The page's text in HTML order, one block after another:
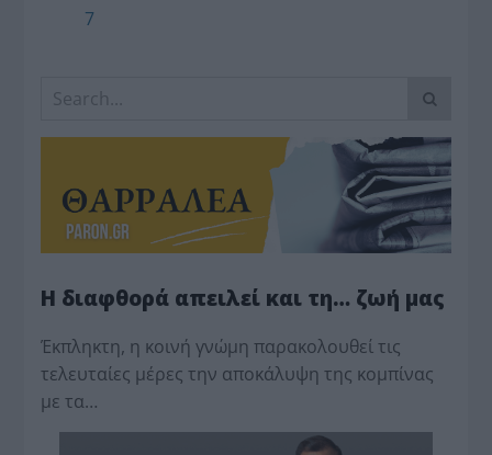
7
Η διαφθορά απειλεί και τη… ζωή μας
Έκπληκτη, η κοινή γνώμη παρακολουθεί τις
τελευταίες μέρες την αποκάλυψη της κο­μπίνας
με τα…